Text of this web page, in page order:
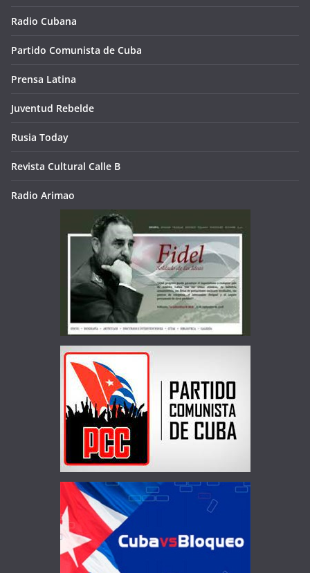
Radio Cubana
Partido Comunista de Cuba
Prensa Latina
Juventud Rebelde
Rusia Today
Revista Cultural Calle B
Radio Arimao